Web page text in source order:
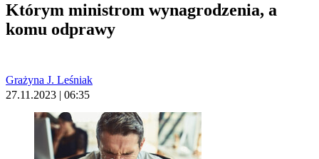
Którym ministrom wynagrodzenia, a
komu odprawy
Grażyna J. Leśniak
27.11.2023 | 06:35